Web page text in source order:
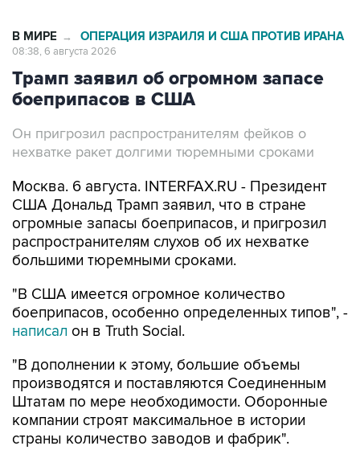
В МИРЕ → ОПЕРАЦИЯ ИЗРАИЛЯ И США ПРОТИВ ИРАНА
08:38, 6 августа 2026
Трамп заявил об огромном запасе
боеприпасов в США
Он пригрозил распространителям фейков о
нехватке ракет долгими тюремными сроками
Москва. 6 августа. INTERFAX.RU - Президент
США Дональд Трамп заявил, что в стране
огромные запасы боеприпасов, и пригрозил
распространителям слухов об их нехватке
большими тюремными сроками.
"В США имеется огромное количество
боеприпасов, особенно определенных типов", -
написал он в Truth Social.
"В дополнении к этому, большие объемы
производятся и поставляются Соединенным
Штатам по мере необходимости. Оборонные
компании строят максимальное в истории
страны количество заводов и фабрик".